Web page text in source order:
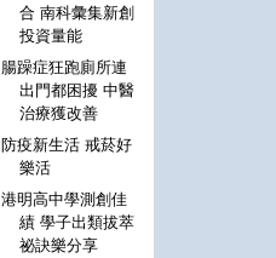
合 南科彙集新創
投資量能
腸躁症狂跑廁所連
出門都困擾 中醫
治療獲改善
防疫新生活 戒菸好
樂活
港明高中學測創佳
績 學子出類拔萃
祕訣樂分享